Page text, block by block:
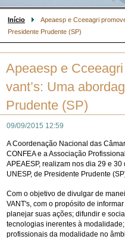
Início
Apeaesp e Cceeagri
Presidente Prudente (SP)
Apeaesp e
vant’s: Uma
Prudente (SP)
09/09/2015 12:59
A Coordenação Nacional das
CONFEA e a Associação
APEAESP, realizam nos dia 29 e
UNESP, de Presidente Prudente
Com o objetivo de divulgar de
VANT's, com o propósito de
planejar suas ações; difundir e
tecnologias inerentes à
profissionais da modalidade no